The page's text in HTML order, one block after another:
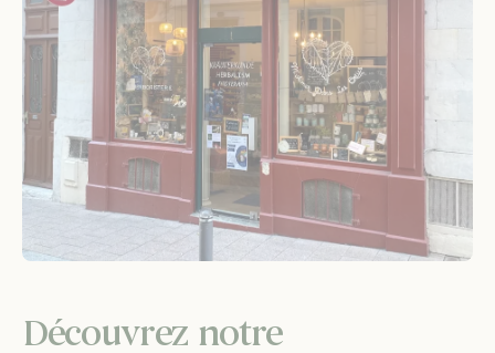
Découvrez notre